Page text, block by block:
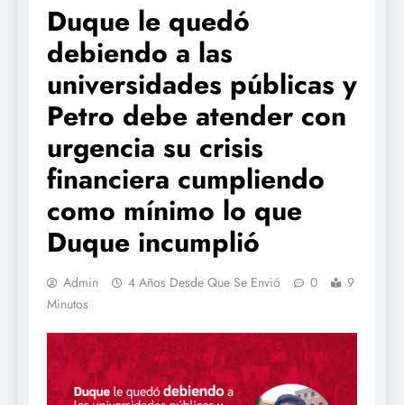
Duque le quedó
debiendo a las
universidades públicas y
Petro debe atender con
urgencia su crisis
financiera cumpliendo
como mínimo lo que
Duque incumplió
Admin 4 Años Desde Que Se Envió 0
9
Minutos